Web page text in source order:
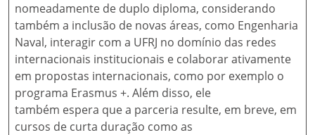
nomeadamente de duplo diploma, considerando
também a inclusão de novas áreas, como Engenharia
Naval, interagir com a UFRJ no domínio das redes
internacionais institucionais e colaborar ativamente
em propostas internacionais, como por exemplo o
programa Erasmus +. Além disso, ele
também espera que a parceria resulte, em breve, em
cursos de curta duração como as